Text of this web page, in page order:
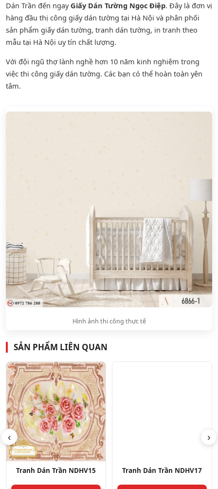
Dán Trần đến ngayGiấy Dán Tường Ngọc Điệp. Đây là đơn vị
hàng đầu thị công giấy dán tường tại Hà Nội và phân phối
sản phẩm giấy dán tường, tranh dán tường, in tranh theo
mẫu tại Hà Nội uy tín chất lượng.
Với đội ngũ thợ lành nghề hơn 10 năm kinh nghiệm trong
việc thi công giấy dán tường. Các bạn có thể hoàn toàn yên
tâm.
Hình ảnh thi công thực tế
SẢN PHẨM LIÊN QUAN
‹
Tranh Dán Trần NDHV15 Tranh Dán Trần NDHV17
›